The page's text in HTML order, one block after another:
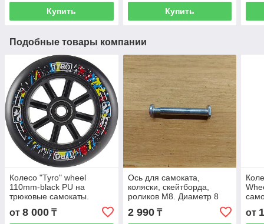
Купить Купить
Подобные товары компании
Колесо "Tyro" wheel
110mm-black PU на
трюковые самокаты.
самокат. 50505
от 8 000 ₸
Ось для самоката,
коляски, скейтборда,
роликов M8. Диаметр 8
шестигранник на 5. Длина
2 990₸ от